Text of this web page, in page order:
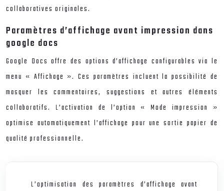
collaboratives originales.
Paramètres d’affichage avant impression dans
google docs
Google Docs offre des options d’affichage configurables via le
menu « Affichage ». Ces paramètres incluent la possibilité de
masquer les commentaires, suggestions et autres éléments
collaboratifs. L’activation de l’option « Mode impression »
optimise automatiquement l’affichage pour une sortie papier de
qualité professionnelle.
L’optimisation des paramètres d’affichage avant